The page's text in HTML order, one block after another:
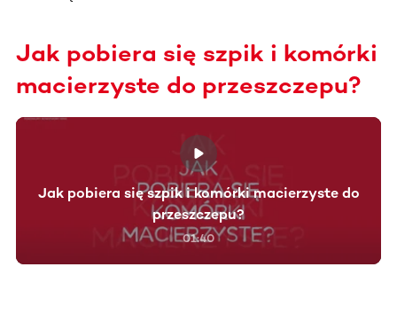
Jak pobiera się szpik i komórki
macierzyste do przeszczepu?
Jak pobiera się szpik i komórki macierzyste do
przeszczepu?
01:40